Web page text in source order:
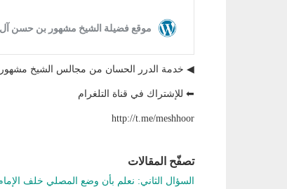
◀ خدمة الدرر الحسان من مجالس الشيخ
⬅ للإشتراك في قناة التلغرام
http://t.me/meshhoor
تصفّح المقالات
السؤال الثاني: نعلم بأن وضع المصلي خلف